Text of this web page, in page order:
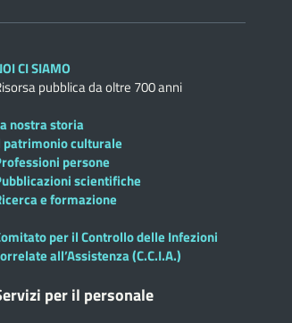
CI SIAMO
pubblica da oltre 700 anni
nostra storia
patrimonio culturale
persone
scientifiche
e formazione
per il Controllo delle Infezioni
all’Assistenza (C.C.I.A.)
per il personale